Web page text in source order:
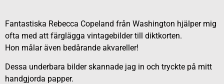
Fantastiska Rebecca Copeland från Washington hjälper mig
ofta med att färglägga vintagebilder till diktkorten.
Hon målar även bedårande akvareller!
Dessa underbara bilder skannade jag in och tryckte på mitt
handgjorda papper.